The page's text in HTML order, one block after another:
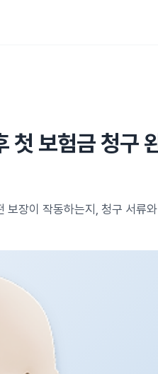
첫 보험금 청구
장이 작동하는지, 청구 서류